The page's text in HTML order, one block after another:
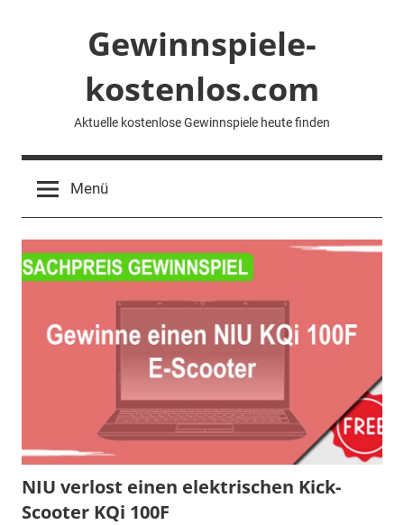
Gewinnspiele-
kostenlos.com
Aktuelle kostenlose Gewinnspiele heute finden
Menü
NIU verlost einen elektrischen Kick-
Scooter KQi 100F